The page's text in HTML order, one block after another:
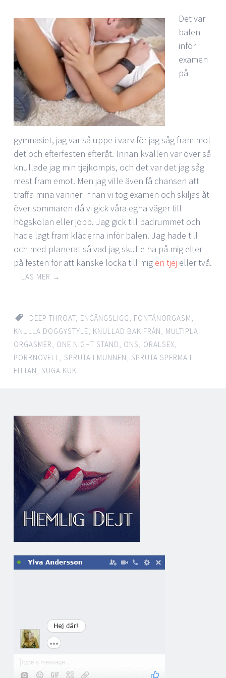
Det var
balen
inför
examen
på
gymnasiet, jag var så uppe i varv för jag såg fram mot
det och efterfesten efteråt. Innan kvällen var över så
knullade jag min tjejkompis, och det var det jag såg
mest fram emot. Men jag ville även få chansen att
träffa mina vänner innan vi tog examen och skiljas åt
över sommaren då vi gick våra egna väger till
högskolan eller jobb. Jag gick till badrummet och
hade lagt fram kläderna inför balen. Jag hade till
och med planerat så vad jag skulle ha på mig efter
på festen för att kanske locka till mig en tjej eller två.
LÄS MER →
DEEP THROAT ENGÅNGSLIGG FONTÄNORGASM
KNULLA DOGGYSTYLE KNULLAD BAKIFRÅN
MULTIPLA
ORGASMER
ONE NIGHT STAND ONS ORALSEX
PORRNOVELL
SPRUTA I MUNNEN
SPRUTA SPERMA I
FITTAN
SUGA KUK